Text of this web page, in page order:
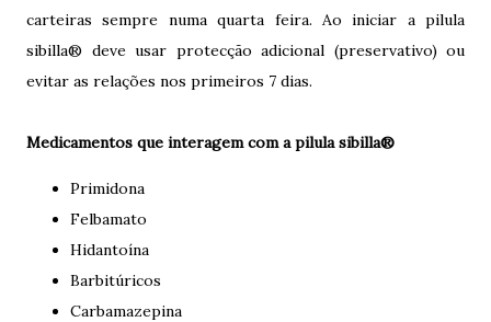
carteiras sempre numa quarta feira. Ao iniciar a pilula
sibilla® deve usar protecção adicional (preservativo) ou
evitar as relações nos primeiros 7 dias.
Medicamentos que interagem com a pilula sibilla®
Primidona
Felbamato
Hidantoína
Barbitúricos
Carbamazepina